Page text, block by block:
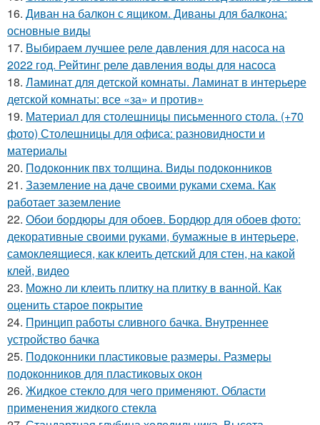
16. Диван на балкон с ящиком. Диваны для балкона:
основные виды
17. Выбираем лучшее реле давления для насоса на
2022 год. Рейтинг реле давления воды для насоса
18. Ламинат для детской комнаты. Ламинат в интерьере
детской комнаты: все «за» и против»
19. Материал для столешницы письменного стола. (+70
фото) Столешницы для офиса: разновидности и
материалы
20. Подоконник пвх толщина. Виды подоконников
21. Заземление на даче своими руками схема. Как
работает заземление
22. Обои бордюры для обоев. Бордюр для обоев фото:
декоративные своими руками, бумажные в интерьере,
самоклеящиеся, как клеить детский для стен, на какой
клей, видео
23. Можно ли клеить плитку на плитку в ванной. Как
оценить старое покрытие
24. Принцип работы сливного бачка. Внутреннее
устройство бачка
25. Подоконники пластиковые размеры. Размеры
подоконников для пластиковых окон
26. Жидкое стекло для чего применяют. Области
применения жидкого стекла